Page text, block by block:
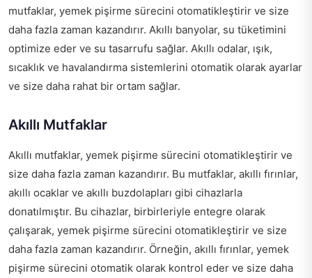
mutfaklar, yemek pişirme sürecini otomatikleştirir ve size
daha fazla zaman kazandırır. Akıllı banyolar, su tüketimini
optimize eder ve su tasarrufu sağlar. Akıllı odalar, ışık,
sıcaklık ve havalandırma sistemlerini otomatik olarak ayarlar
ve size daha rahat bir ortam sağlar.
Akıllı Mutfaklar
Akıllı mutfaklar, yemek pişirme sürecini otomatikleştirir ve
size daha fazla zaman kazandırır. Bu mutfaklar, akıllı fırınlar,
akıllı ocaklar ve akıllı buzdolapları gibi cihazlarla
donatılmıştır. Bu cihazlar, birbirleriyle entegre olarak
çalışarak, yemek pişirme sürecini otomatikleştirir ve size
daha fazla zaman kazandırır. Örneğin, akıllı fırınlar, yemek
pişirme sürecini otomatik olarak kontrol eder ve size daha